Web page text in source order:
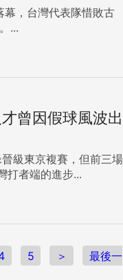
幕，台灣代表隊惜敗古
...
曾因假球風波出
晉級東京複賽，但前三場
打者端的進步...
5 ＞
最後一